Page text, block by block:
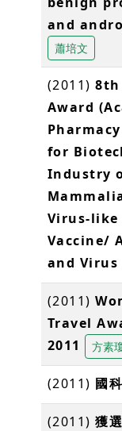
and
蕭培文
(2011)
Award
for
Industry
Virus-like
Vaccine/
and Virus
(2011)
Travel
2011
方素
(2011) 國
(2011)獲